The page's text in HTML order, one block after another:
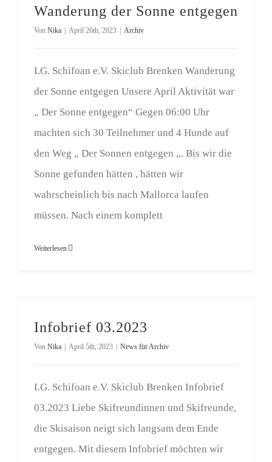
Wanderung der Sonne entgegen
Von Nika April 26th, 2023 Archiv
I.G. Schifoan e.V. Skiclub Brenken Wanderung
der Sonne entgegen Unsere April Aktivität war
„ Der Sonne entgegen“ Gegen 06:00 Uhr
machten sich 30 Teilnehmer und 4 Hunde auf
den Weg „ Der Sonnen entgegen „. Bis wir die
Sonne gefunden hätten , hätten wir
wahrscheinlich bis nach Mallorca laufen
müssen. Nach einem komplett
Weiterlesen
Infobrief 03.2023
Von Nika April 5th, 2023 News für Archiv
I.G. Schifoan e.V. Skiclub Brenken Infobrief
03.2023 Liebe Skifreundinnen und Skifreunde,
die Skisaison neigt sich langsam dem Ende
entgegen. Mit diesem Infobrief möchten wir